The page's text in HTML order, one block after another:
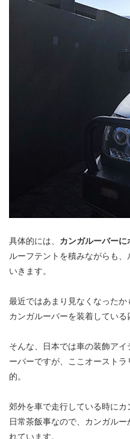
具体的には、 カンガルーバー
ルーフテントを積みながらも
いきます。
最近ではあまり見なくなったか
カンガルーバーを装着している
そんな、日本では車の装飾ア
ーバーですが、ここオースト
的。
郊外を車で走行している時に
日常茶飯事なので、カンガル
れています。